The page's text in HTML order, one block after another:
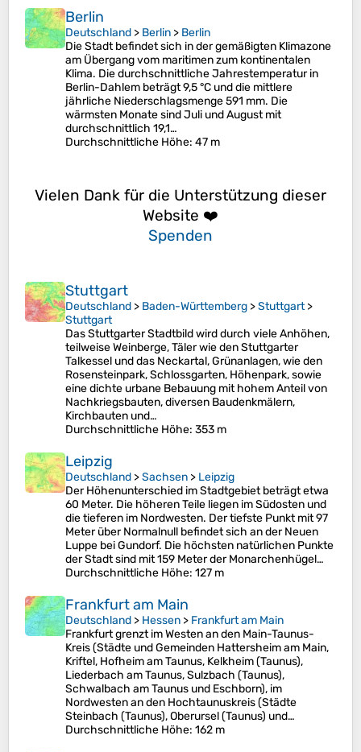
Berlin
Deutschland > Berlin > Berlin
Die Stadt befindet sich in der gemäßigten Klimazone
am Übergang vom maritimen zum kontinentalen
Klima. Die durchschnittliche Jahrestemperatur in
Berlin-Dahlem beträgt 9,5 °C und die mittlere
jährliche Niederschlagsmenge 591 mm. Die
wärmsten Monate sind Juli und August mit
durchschnittlich 19,1…
Durchschnittliche Höhe: 47 m
Vielen Dank für die Unterstützung dieser
Website ❤️
Spenden
Stuttgart
Deutschland > Baden-Württemberg >Stuttgart>
Stuttgart
Das Stuttgarter Stadtbild wird durch viele Anhöhen,
teilweise Weinberge, Täler wie den Stuttgarter
Talkessel und das Neckartal, Grünanlagen, wie den
Rosensteinpark, Schlossgarten, Höhenpark, sowie
eine dichte urbane Bebauung mit hohem Anteil von
Nachkriegsbauten, diversen Baudenkmälern,
Kirchbauten und…
Durchschnittliche Höhe: 353 m
Leipzig
Deutschland >Sachsen > Leipzig
Der Höhenunterschied im Stadtgebiet beträgt etwa
60 Meter. Die höheren Teile liegen im Südosten und
die tieferen im Nordwesten. Der tiefste Punkt mit 97
Meter über Normalnull befindet sich an der Neuen
Luppe bei Gundorf. Die höchsten natürlichen Punkte
der Stadt sind mit 159 Meter der Monarchenhügel…
Durchschnittliche Höhe: 127 m
Frankfurt am Main
Deutschland > Hessen > Frankfurt am Main
Frankfurt grenzt im Westen an den Main-Taunus-
Kreis (Städte und Gemeinden Hattersheim am Main,
Kriftel, Hofheim am Taunus, Kelkheim (Taunus),
Liederbach am Taunus, Sulzbach (Taunus),
Schwalbach am Taunus und Eschborn), im
Nordwesten an den Hochtaunuskreis (Städte
Steinbach (Taunus), Oberursel (Taunus) und…
Durchschnittliche Höhe: 162 m